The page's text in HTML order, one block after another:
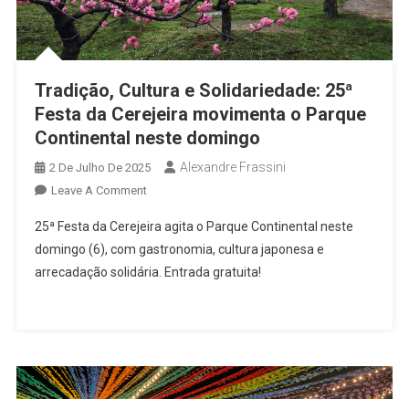
Tradição, Cultura e Solidariedade: 25ª
Festa da Cerejeira movimenta o Parque
Continental neste domingo
2 De Julho De 2025 Alexandre Frassini
Leave A CommentOn
Cultura
E
Solidariedade:
Movimenta
25ª Festa da Cerejeira agita o Parque Continental neste
domingo (6), com gastronomia, cultura japonesa e
arrecadação solidária. Entrada gratuita!